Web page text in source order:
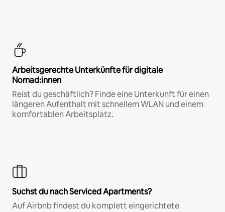
Arbeitsgerechte Unterkünfte für digitale
Nomad:innen
Reist du geschäftlich? Finde eine Unterkunft für einen
längeren Aufenthalt mit schnellem WLAN und einem
komfortablen Arbeitsplatz.
Suchst du nach Serviced Apartments?
Auf Airbnb findest du komplett eingerichtete